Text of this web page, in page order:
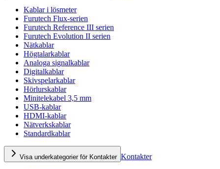
Kablar i lösmeter
Furutech Flux-serien
Furutech Reference III serien
Furutech Evolution II serien
Nätkablar
Högtalarkablar
Analoga signalkablar
Digitalkablar
Skivspelarkablar
Hörlurskablar
Minitelekabel 3,5 mm
USB-kablar
HDMI-kablar
Nätverkskablar
Standardkablar
Visa underkategorier för Kontakter Kontakter